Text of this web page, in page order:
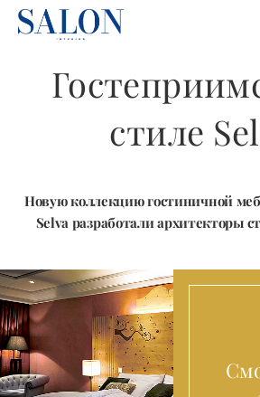
стиле
Новую коллекцию гостиничной
Selva разработали архитекторы